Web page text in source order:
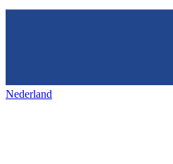
Nederland